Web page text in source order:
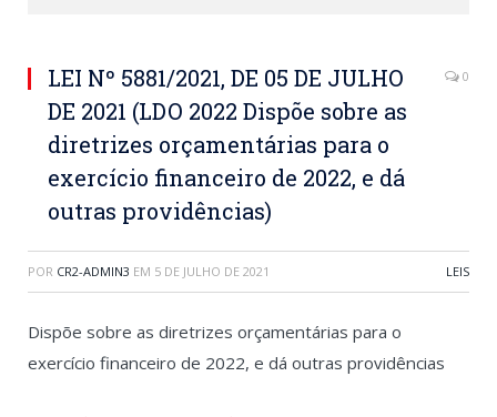
LEI Nº 5881/2021, DE 05 DE JULHO
DE 2021 (LDO 2022 Dispõe sobre as
diretrizes orçamentárias para o
exercício financeiro de 2022, e dá
outras providências)
0
POR CR2-ADMIN3 EM 5 DE JULHO DE 2021 LEIS
Dispõe sobre as diretrizes orçamentárias para o
exercício financeiro de 2022, e dá outras providências